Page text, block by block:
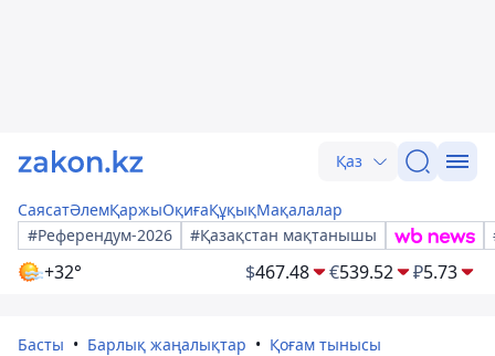
Қаз
СаясатӘлемҚаржыОқиғаҚұқықМақалалар
#Референдум-2026
#Қазақстан мақтанышы
+32° $467.48 €539.52 ₽5.73
Басты Барлық жаңалықтар Қоғам тынысы